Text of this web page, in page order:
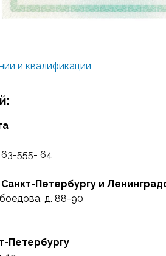
и квалификации
555- 64
Петербургу и
д. 88-90
Петербургу